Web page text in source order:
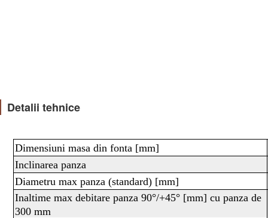
Detalii tehnice
Dimensiuni masa din fonta [mm]
Inclinarea panza
Diametru max panza (standard) [mm]
Inaltime max debitare panza 90°/+45° [mm] cu panza de
300 mm